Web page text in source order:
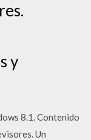
y
8.1. Contenido
Un